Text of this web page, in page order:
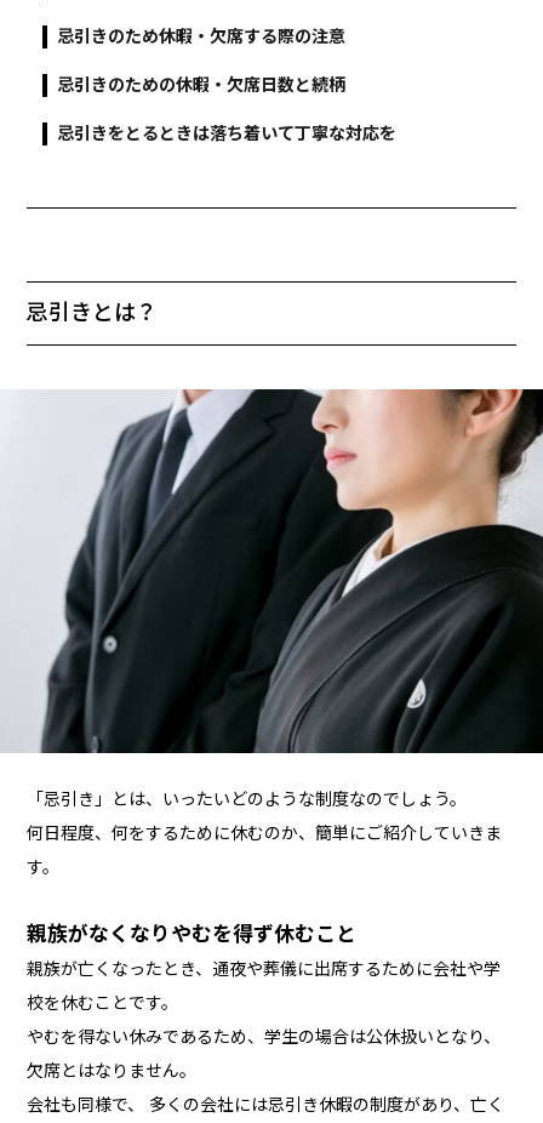
忌引きのため休暇・欠席する際の注意
忌引きのための休暇・欠席日数と続柄
忌引きをとるときは落ち着いて丁寧な対応を
忌引きとは？
「忌引き」とは、いったいどのような制度なのでしょう。
何日程度、何をするために休むのか、簡単にご紹介していきま
す。
親族がなくなりやむを得ず休むこと
親族が亡くなったとき、通夜や葬儀に出席するために会社や学
校を休むことです。
やむを得ない休みであるため、学生の場合は公休扱いとなり、
欠席とはなりません。
会社も同様で、 多くの会社には忌引き休暇の制度があり、亡く